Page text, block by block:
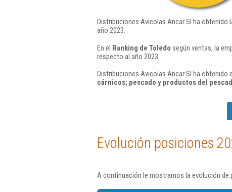
Distribuciones Avicolas Ancar Sl ha obtenido
año 2023.
En el Ranking de Toledo según ventas, la
respecto al año 2023.
Distribuciones Avicolas Ancar Sl ha obtenido
cárnicos; pescado y productos del
Evolución posiciones
A continuación le mostramos la evolución de